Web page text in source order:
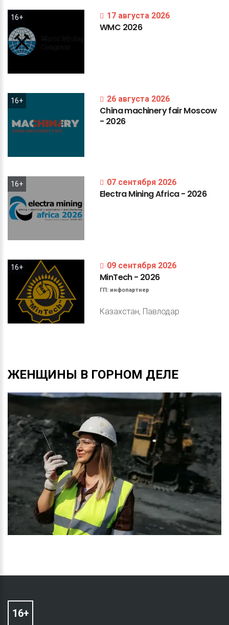
16+ 17 августа 2026
WMC 2026
16+ 26 августа 2026
ChinamachineryfairMoscow
- 2026
16+ 07 сентября 2026
ElectraMiningAfrica- 2026
16+ 09 сентября 2026
MinTech- 2026
ГП: инфопартнер
Казахстан, Павлодар
ЖЕНЩИНЫ В ГОРНОМ ДЕЛЕ